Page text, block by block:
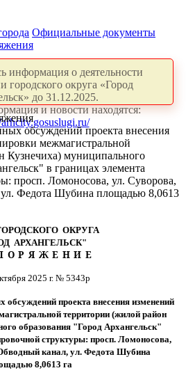
Официальные документы
информация о деятельности
городского округа «Город
до 31.12.2025.
и новости находятся:
обсуждений проекта внесения
межмагистральной
Кузнечиха) муниципального
в границах элемента
просп. Ломоносова, ул. Суворова,
Федота Шубина площадью 8,0613
ОКРУГА
АРХАНГЕЛЬСК"
2025 г. № 5343р
проекта внесения изменений
территории (жилой район
образования "Город Архангельск"
структуры: просп. Ломоносова,
канал, ул. Федота Шубина
8,0613 га